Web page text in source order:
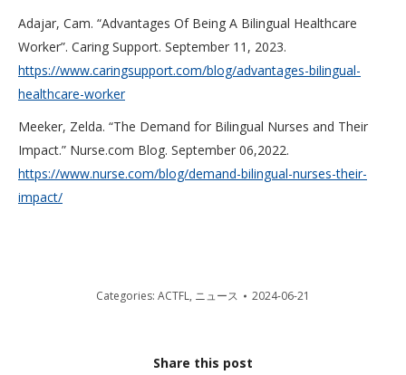
Adajar, Cam. “Advantages Of Being A Bilingual Healthcare
Worker”. Caring Support. September 11, 2023.
https://www.caringsupport.com/blog/advantages-bilingual-
healthcare-worker
Meeker, Zelda. “The Demand for Bilingual Nurses and Their
Impact.” Nurse.com Blog. September 06,2022.
https://www.nurse.com/blog/demand-bilingual-nurses-their-
impact/
Categories: ACTFL, ニュース 2024-06-21
Share this post